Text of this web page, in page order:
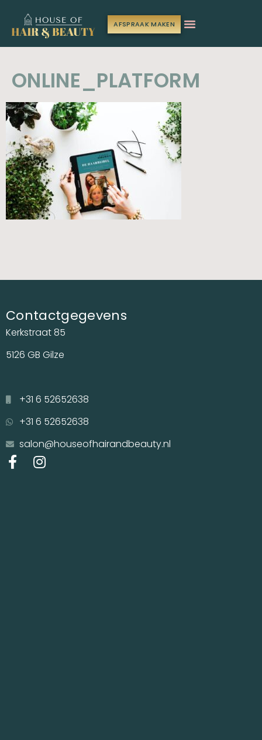
AFSPRAAK MAKEN
ONLINE_PLATFORM
Contactgegevens
Kerkstraat 85
5126 GB Gilze
+31 6 52652638
+31 6 52652638
salon@houseofhairandbeauty.nl